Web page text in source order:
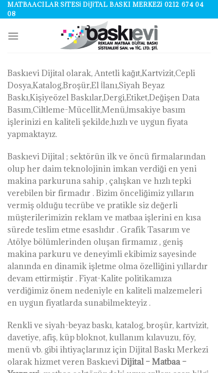
Skip
to
MATBAACILAR SITESI DIJITAL BASKI MERKEZI 0212 674 04
08
Baskıevi Dijital olarak, Antetli kağıt,Kartvizit,Cepli
Dosya,Katalog,Broşür,El İlanı,Siyah Beyaz
Baskı,Kişiyeözel Baskılar,Dergi,Etiket,Değişen Data
Basım,Ciltleme-Mücellit,Menü,İmsakiye basım
işlerinizi en kaliteli şekilde,hızlı ve uygun fiyata
yapmaktayız.
Baskıevi Dijital ; sektörün ilk ve öncü firmalarından
olup her daim teknolojinin imkan verdiği en yeni
makina parkuruna sahip , çalışkan ve hızlı tepki
verebilen bir firmadır . Bizim önceliğimiz yılların
vermiş olduğu tecrübe ve pratikle siz değerli
müşterilerimizin reklam ve matbaa işlerini en kısa
sürede teslim etme esaslıdır . Grafik Tasarım ve
Atölye bölümlerinden oluşan firmamız , geniş
makina parkuru ve deneyimli ekibimiz sayesinde
alanında en dinamik işletme olma özelliğini yıllardır
devam ettirmiştir . Fiyat-Kalite politikamıza
verdiğimiz önem nedeniyle en kaliteli malzemeleri
en uygun fiyatlarda sunabilmekteyiz .
Renkli ve siyah-beyaz baskı, katalog, broşür, kartvizit,
davetiye, afiş, küp bloknot, kullanım kılavuzu, föy,
menü vb. gibi ihtiyaçlarınız için Dijital Baskı Merkezi
olarak hizmet veren BaskıeviDijital – Matbaa –